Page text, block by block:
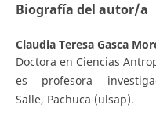
Biografía del autor/a
Claudia Teresa Gasca
Doctora en Ciencias
es profesora
Salle, Pachuca (ulsap).